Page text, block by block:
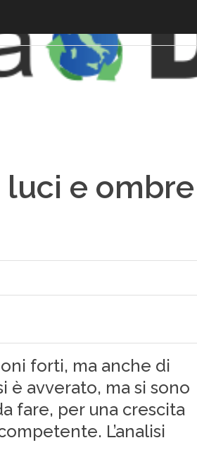
luci e ombre
forti, ma anche di
è avverato, ma si sono
fare, per una crescita
L’analisi